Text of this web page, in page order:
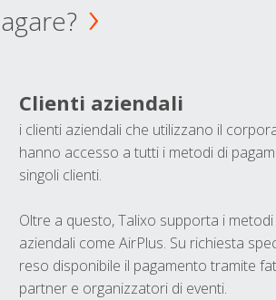
Clienti aziendali
i clienti aziendali che utilizzano il
hanno accesso a tutti i metodi di
singoli clienti.
Oltre a questo, Talixo supporta i
aziendali come AirPlus. Su richiesta
reso disponibile il pagamento tramite
partner e organizzatori di eventi.